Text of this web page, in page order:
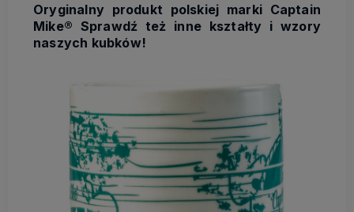
Oryginalny produkt polskiej marki Captain
Mike® Sprawdź też inne kształty i wzory
naszych kubków!